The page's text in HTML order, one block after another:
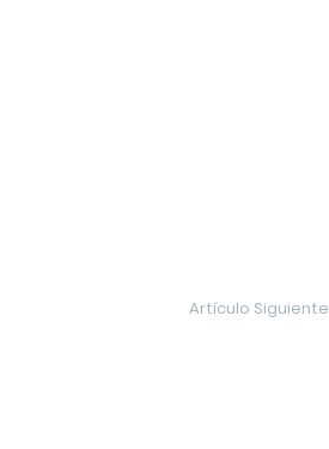
Artículo Siguiente